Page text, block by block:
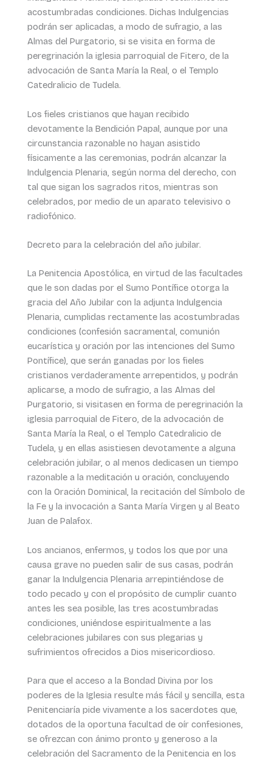
acostumbradas condiciones. Dichas Indulgencias
podrán ser aplicadas, a modo de sufragio, a las
Almas del Purgatorio, si se visita en forma de
peregrinación la iglesia parroquial de Fitero, de la
advocación de Santa María la Real, o el Templo
Catedralicio de Tudela.
Los fieles cristianos que hayan recibido
devotamente la Bendición Papal, aunque por una
circunstancia razonable no hayan asistido
físicamente a las ceremonias, podrán alcanzar la
Indulgencia Plenaria, según norma del derecho, con
tal que sigan los sagrados ritos, mientras son
celebrados, por medio de un aparato televisivo o
radiofónico.
Decreto para la celebración del año jubilar.
La Penitencia Apostólica, en virtud de las facultades
que le son dadas por el Sumo Pontífice otorga la
gracia del Año Jubilar con la adjunta Indulgencia
Plenaria, cumplidas rectamente las acostumbradas
condiciones (confesión sacramental, comunión
eucarística y oración por las intenciones del Sumo
Pontífice), que serán ganadas por los fieles
cristianos verdaderamente arrepentidos, y podrán
aplicarse, a modo de sufragio, a las Almas del
Purgatorio, si visitasen en forma de peregrinación la
iglesia parroquial de Fitero, de la advocación de
Santa María la Real, o el Templo Catedralicio de
Tudela, y en ellas asistiesen devotamente a alguna
celebración jubilar, o al menos dedicasen un tiempo
razonable a la meditación u oración, concluyendo
con la Oración Dominical, la recitación del Símbolo de
la Fe y la invocación a Santa María Virgen y al Beato
Juan de Palafox.
Los ancianos, enfermos, y todos los que por una
causa grave no pueden salir de sus casas, podrán
ganar la Indulgencia Plenaria arrepintiéndose de
todo pecado y con el propósito de cumplir cuanto
antes les sea posible, las tres acostumbradas
condiciones, uniéndose espiritualmente a las
celebraciones jubilares con sus plegarias y
sufrimientos ofrecidos a Dios misericordioso.
Para que el acceso a la Bondad Divina por los
poderes de la Iglesia resulte más fácil y sencilla, esta
Penitenciaría pide vivamente a los sacerdotes que,
dotados de la oportuna facultad de oír confesiones,
se ofrezcan con ánimo pronto y generoso a la
celebración del Sacramento de la Penitencia en los